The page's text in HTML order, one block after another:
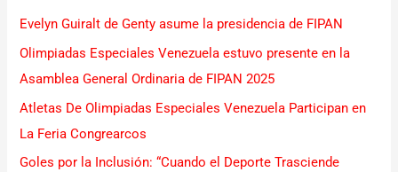
p
o
r
:
Evelyn Guiralt de Genty asume la presidencia de FIPAN
Olimpiadas Especiales Venezuela estuvo presente en la
Asamblea General Ordinaria de FIPAN 2025
Atletas De Olimpiadas Especiales Venezuela Participan en
La Feria Congrearcos
Goles por la Inclusión: “Cuando el Deporte Trasciende